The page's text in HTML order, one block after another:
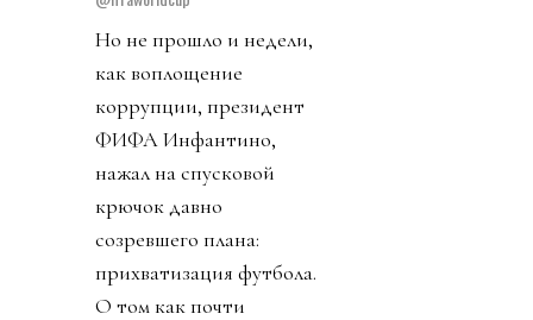
Но не прошло и недели,
как воплощение
коррупции, президент
ФИФА Инфантино,
нажал на спусковой
крючок давно
созревшего плана:
прихватизация футбола.
О том как почти